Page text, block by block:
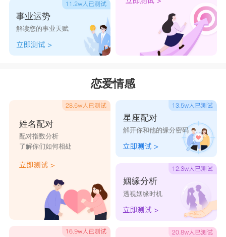
星座乐原创文章，转载需注明出处
事业运势
解读您的事业天赋
恋爱情感
姓名配对
配对指数分析
了解你们如何相处
星座配对
解开你和他的缘分密码
姻缘分析
透视姻缘时机